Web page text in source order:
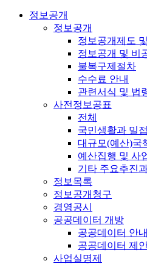
정보공개
정보공개
정보공개제도
정보공개 및 비
불복구제절차
수수료 안내
관련서식 및 법
사전정보공표
전체
국민생활과 밀
대규모(예산)국
예산집행 및 사
기타 주요추진
정보목록
정보공개청구
경영공시
공공데이터 개방
공공데이터 안내
공공데이터 제
사업실명제